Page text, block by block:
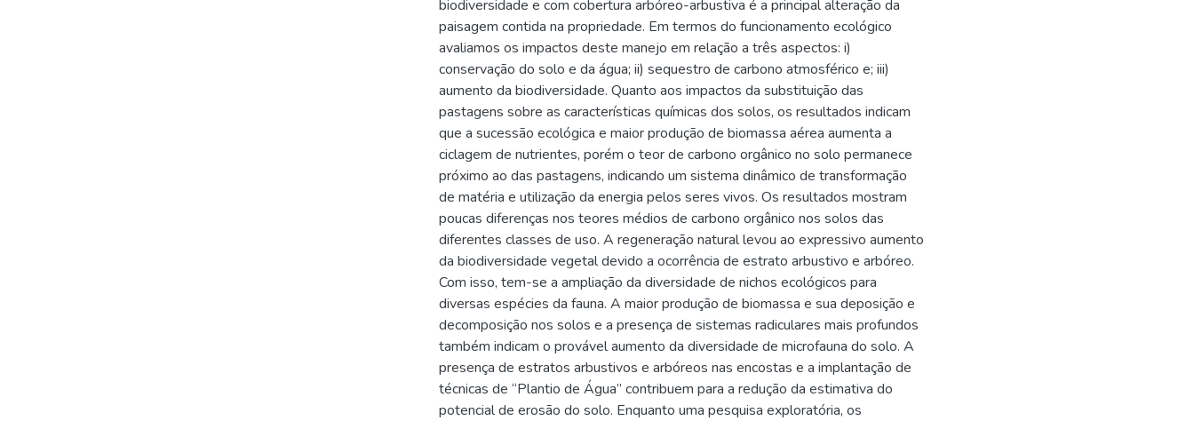
biodiversidade e com cobertura arbóreo-arbustiva é a principal alteração da
paisagem contida na propriedade. Em termos do funcionamento ecológico
avaliamos os impactos deste manejo em relação a três aspectos: i)
conservação do solo e da água; ii) sequestro de carbono atmosférico e; iii)
aumento da biodiversidade. Quanto aos impactos da substituição das
pastagens sobre as características químicas dos solos, os resultados indicam
que a sucessão ecológica e maior produção de biomassa aérea aumenta a
ciclagem de nutrientes, porém o teor de carbono orgânico no solo permanece
próximo ao das pastagens, indicando um sistema dinâmico de transformação
de matéria e utilização da energia pelos seres vivos. Os resultados mostram
poucas diferenças nos teores médios de carbono orgânico nos solos das
diferentes classes de uso. A regeneração natural levou ao expressivo aumento
da biodiversidade vegetal devido a ocorrência de estrato arbustivo e arbóreo.
Com isso, tem-se a ampliação da diversidade de nichos ecológicos para
diversas espécies da fauna. A maior produção de biomassa e sua deposição e
decomposição nos solos e a presença de sistemas radiculares mais profundos
também indicam o provável aumento da diversidade de microfauna do solo. A
presença de estratos arbustivos e arbóreos nas encostas e a implantação de
técnicas de “Plantio de Água” contribuem para a redução da estimativa do
potencial de erosão do solo. Enquanto uma pesquisa exploratória, os